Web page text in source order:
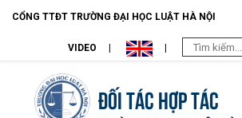
CỔNG TTĐT TRƯỜNG ĐẠI HỌC LUẬT HÀ NỘI
VIDEO
Đối tác hợp tác